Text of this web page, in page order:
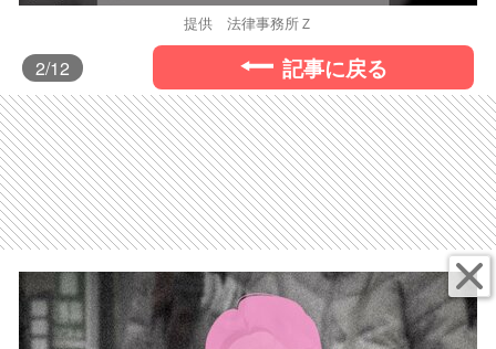
提供 法律事務所Ｚ
2/12 記事に戻る